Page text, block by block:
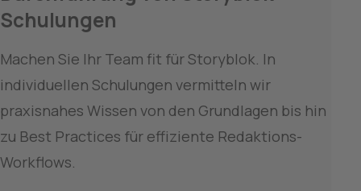
Schulungen
Machen Sie Ihr Team fit für Storyblok. In
individuellen Schulungen vermitteln wir
praxisnahes Wissen von den Grundlagen bis hin
zu Best Practices für effiziente Redaktions-
Workflows.